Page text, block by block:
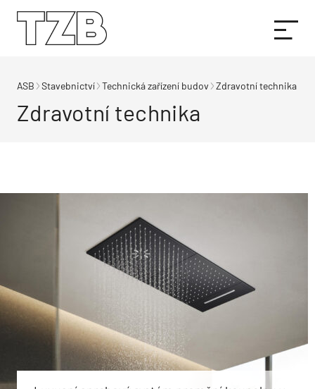
ASB Stavebnictví Technická zařízení budov Zdravotní technika
Zdravotní technika